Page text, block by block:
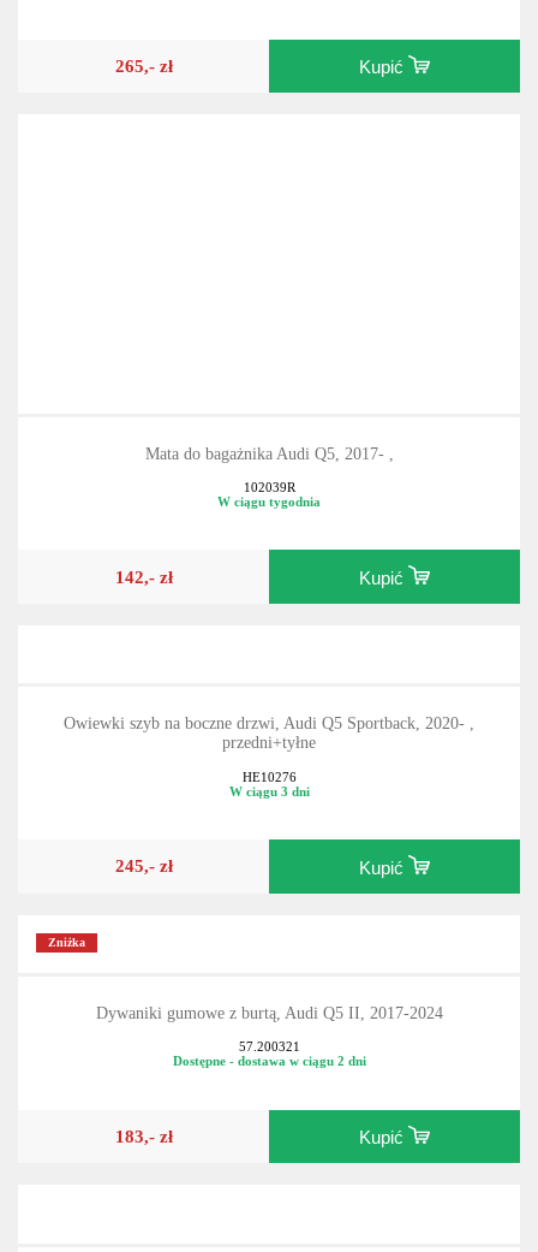
265,- zł Kupić
Mata do bagażnika Audi Q5, 2017- ,
102039R
W ciągu tygodnia
142,- zł Kupić
Owiewki szyb na boczne drzwi, Audi Q5 Sportback, 2020- ,
przedni+tyłne
HE10276
W ciągu 3 dni
245,- zł Kupić
Zniżka
Dywaniki gumowe z burtą, Audi Q5 II, 2017-2024
57.200321
Dostępne - dostawa w ciągu 2 dni
183,- zł Kupić